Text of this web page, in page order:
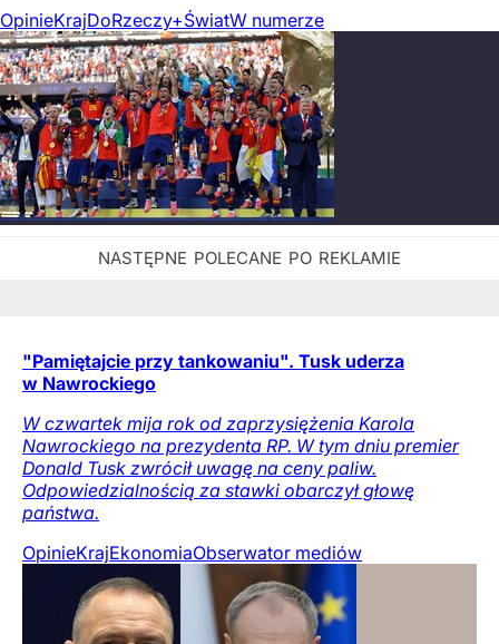
OpinieKrajDoRzeczy+ŚwiatW numerze
"Pamiętajcie przy tankowaniu". Tusk uderza
w Nawrockiego
W czwartek mija rok od zaprzysiężenia Karola
Nawrockiego na prezydenta RP. W tym dniu premier
Donald Tusk zwrócił uwagę na ceny paliw.
Odpowiedzialnością za stawki obarczył głowę
państwa.
OpinieKrajEkonomiaObserwator mediów